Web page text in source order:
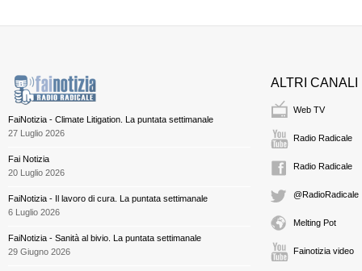
FaiNotizia - Climate Litigation. La puntata settimanale
27 Luglio 2026
Fai Notizia
20 Luglio 2026
FaiNotizia - Il lavoro di cura. La puntata settimanale
6 Luglio 2026
FaiNotizia - Sanità al bivio. La puntata settimanale
29 Giugno 2026
ALTRI CANALI
Web TV
Radio Radicale
Radio Radicale
@RadioRadicale
Melting Pot
Fainotizia video